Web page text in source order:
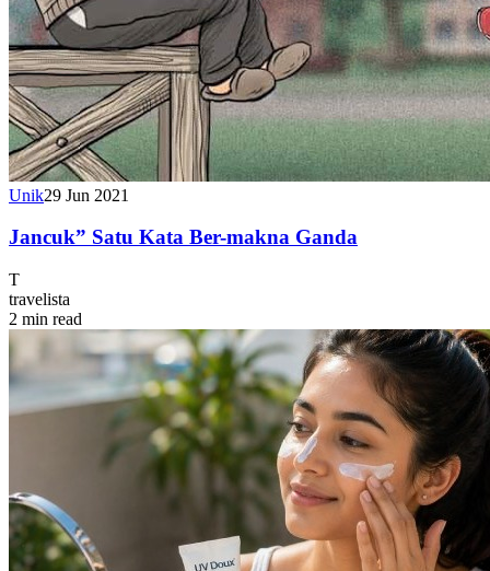
Unik29 Jun 2021
Jancuk” Satu Kata Ber-makna Ganda
T
travelista
2 min read